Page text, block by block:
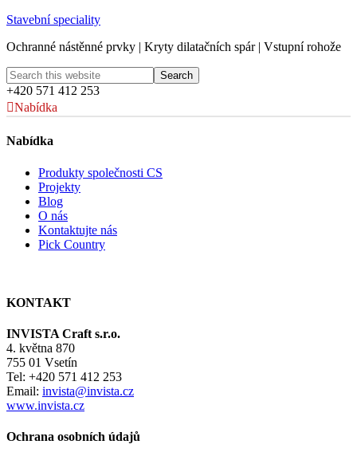
Stavební speciality
Ochranné nástěnné prvky | Kryty dilatačních spár | Vstupní rohože
+420 571 412 253
Nabídka
Nabídka
Produkty společnosti CS
Projekty
Blog
O nás
Kontaktujte nás
Pick Country
KONTAKT
INVISTA Craft s.r.o.
4. května 870
755 01 Vsetín
Tel: +420 571 412 253
Email: invista@invista.cz
www.invista.cz
Ochrana osobních údajů